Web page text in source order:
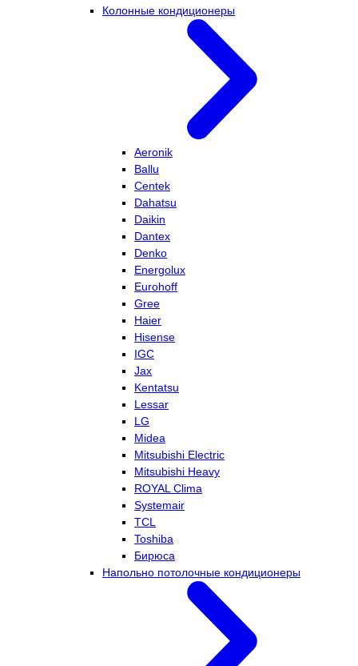
Колонные кондиционеры
Aeronik
Ballu
Centek
Dahatsu
Daikin
Dantex
Denko
Energolux
Eurohoff
Gree
Haier
Hisense
IGC
Jax
Kentatsu
Lessar
LG
Midea
Mitsubishi Electric
Mitsubishi Heavy
ROYAL Clima
Systemair
TCL
Toshiba
Бирюса
Напольно потолочные кондиционеры